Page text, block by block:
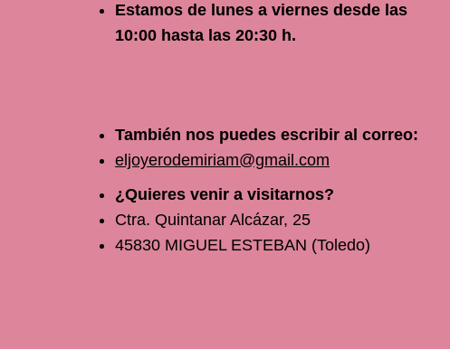
Estamos de lunes a viernes desde las
10:00 hasta las 20:30 h.
También nos puedes escribir al correo:
eljoyerodemiriam@gmail.com
¿Quieres venir a visitarnos?
Ctra. Quintanar Alcázar, 25
45830 MIGUEL ESTEBAN (Toledo)